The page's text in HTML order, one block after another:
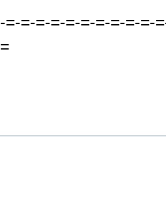
-=-=-=-=-=-=-=-=-=-=-
=